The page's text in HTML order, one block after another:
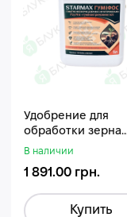
Удобрение для
обработки зерна
Стармакс Гумифос
В наличии
1 891.00 грн.
Купить